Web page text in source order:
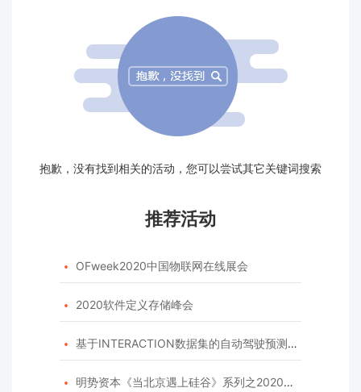
抱歉，没有找到相关的活动，您可以尝试其它关键词搜索
推荐活动
 OFweek2020中国物联网在线展会
 2020软件定义存储峰会
 基于INTERACTION数据集的自动驾驶预测模型挑战赛
 明势资本《当北京遇上硅谷》系列之2020年度开源峰会